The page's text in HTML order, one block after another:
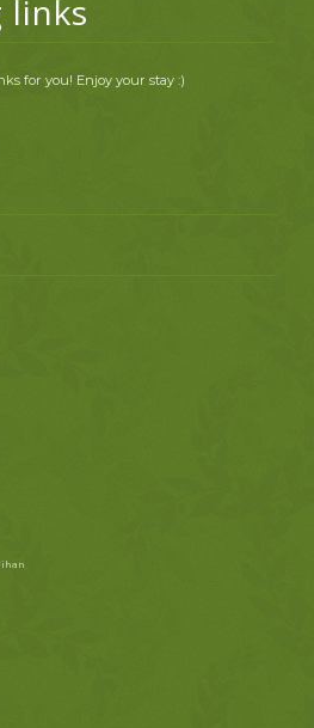
links
for you! Enjoy your stay :)